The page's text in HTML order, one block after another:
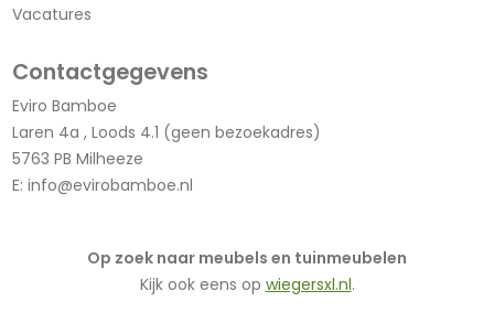
Vacatures
Contactgegevens
Eviro Bamboe
Laren 4a , Loods 4.1 (geen bezoekadres)
5763 PB Milheeze
E: info@evirobamboe.nl
Op zoek naar meubels en tuinmeubelen
Kijk ook eens op wiegersxl.nl.